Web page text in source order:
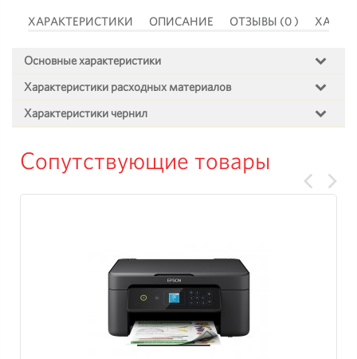
ХАРАКТЕРИСТИКИ ОПИСАНИЕ ОТЗЫВЫ (0 )
Основные характеристики
Характеристики расходных материалов
Характеристики чернил
Сопутствующие товары